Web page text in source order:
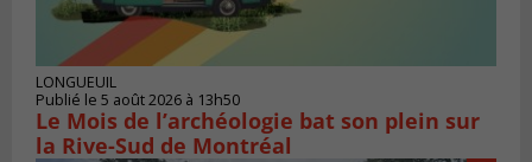
LONGUEUIL
Publié le 5 août 2026 à 13h50
Le Mois de l’archéologie bat son plein sur
la Rive-Sud de Montréal